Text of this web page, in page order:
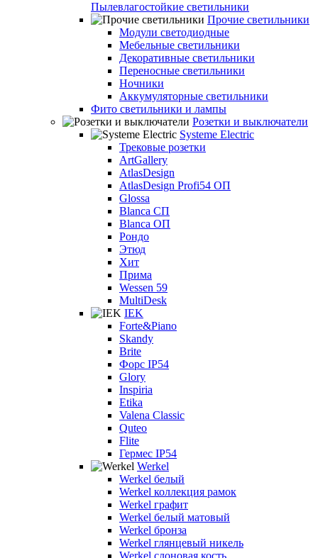
Пылевлагостойкие светильники
Прочие светильники
Модули светодиодные
Мебельные светильники
Декоративные светильники
Переносные светильники
Ночники
Аккумуляторные светильники
Фито светильники и лампы
Розетки и выключатели
Systeme Electric
Трековые розетки
ArtGallery
AtlasDesign
AtlasDesign Profi54 ОП
Glossa
Blanca СП
Blanca ОП
Рондо
Этюд
Хит
Прима
Wessen 59
MultiDesk
IEK
Forte&Piano
Skandy
Brite
Форс IP54
Glory
Inspiria
Etika
Valena Classic
Quteo
Flite
Гермес IP54
Werkel
Werkel белый
Werkel коллекция рамок
Werkel графит
Werkel белый матовый
Werkel бронза
Werkel глянцевый никель
Werkel слоновая кость